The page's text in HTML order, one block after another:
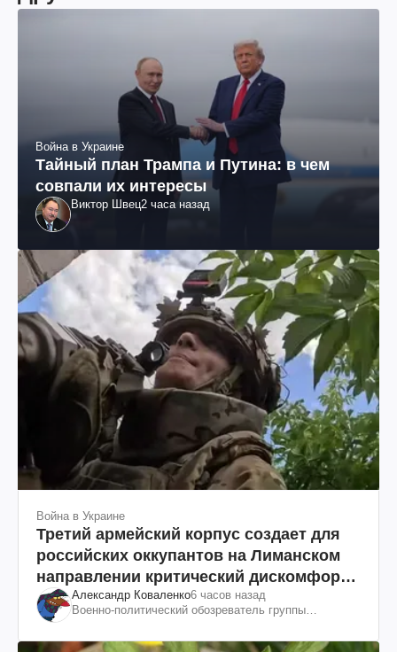
Война в Украине
Тайный план Трампа и Путина: в чем
совпали их интересы
Виктор Швец2 часа назад
Война в Украине
Третий армейский корпус создает для
российских оккупантов на Лиманском
направлении критический дискомфорт:
как это удалось
Александр Коваленко6 часов назад
Военно-политический обозреватель группы